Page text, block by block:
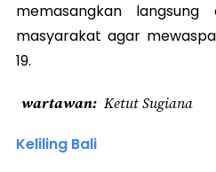
memasangkan
masyarakat agar
19.
wartawan Ketut Sugiana
Keliling Bali